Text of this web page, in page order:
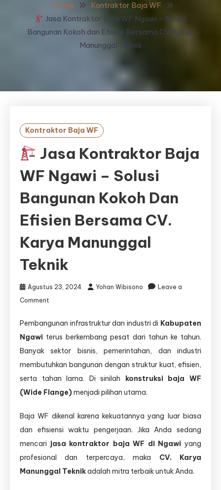
Home
Kontraktor Baja WF
Jasa Kontraktor Baja WF Ngawi – Solusi
Bangunan Kokoh dan Efisien Bersama CV. Karya
Manunggal Teknik
Kontraktor Baja WF
Jasa Kontraktor Baja
WF Ngawi – Solusi
Bangunan Kokoh Dan
Efisien Bersama CV.
Karya Manunggal
Teknik
Agustus 23, 2024 Yohan Wibisono
Leave a
Comment
Kontraktor
Baja
WF
Ngawi
Solusi
Bangunan
dan
Bersama
CV.
Karya
Teknik
Pembangunan infrastruktur dan industri di Kabupaten
Ngawi terus berkembang pesat dari tahun ke tahun.
Banyak sektor bisnis, pemerintahan, dan industri
membutuhkan bangunan dengan struktur kuat, efisien,
serta tahan lama. Di sinilah konstruksi baja WF
(Wide Flange)menjadi pilihan utama.
Baja WF dikenal karena kekuatannya yang luar biasa
dan efisiensi waktu pengerjaan. Jika Anda sedang
mencari jasa kontraktor baja WF di Ngawi yang
profesional dan terpercaya, maka CV. Karya
Manunggal Teknikadalah mitra terbaik untuk Anda.